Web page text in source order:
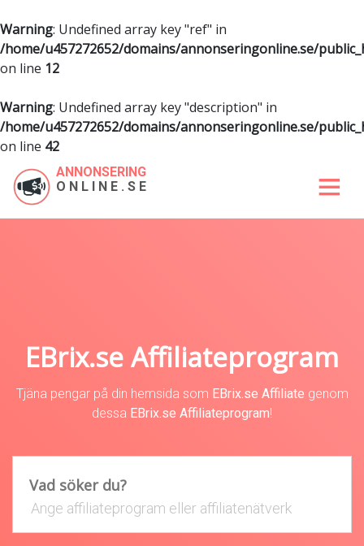
Warning: Undefined array key "ref" in
/home/u457272652/domains/annonseringonline.se/
on line 12
Warning: Undefined array key "description" in
/home/u457272652/domains/annonseringonline.se/
on line 42
ANNONSERING
ONLINE.SE
EBrix.se Affiliateprogram
Tjäna pengar på din hemsida som EBrix.se Affiliate genom
dessa EBrix.se Affiliateprogram!
Vad söker du?